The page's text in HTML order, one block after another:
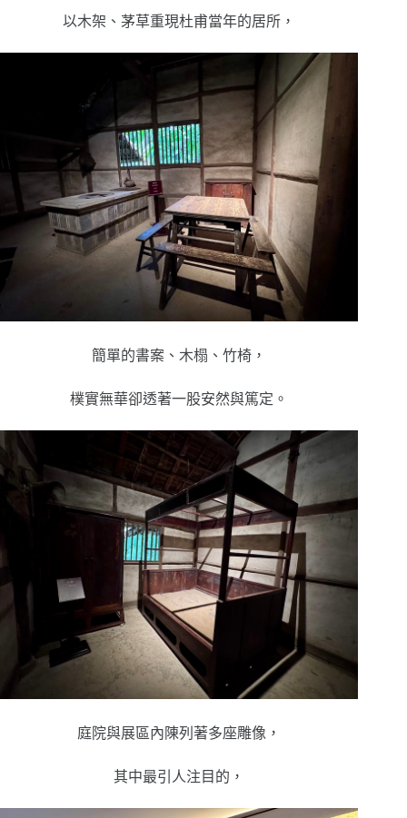
以木架、茅草重現杜甫當年的居所，
簡單的書案、木榻、竹椅，
樸實無華卻透著一股安然與篤定。
庭院與展區內陳列著多座雕像，
其中最引人注目的，